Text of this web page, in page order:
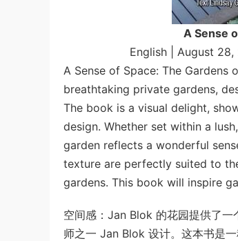
A Sense
English | August 28,
A Sense of Space: The
breathtaking private gardens,
The book is a visual delight,
design. Whether set within a
garden reflects a wonderful
texture are perfectly suited to
gardens. This book will inspire
空间感：Jan Blok 的花园提供了一
师之一 Jan Blok 设计。这本书是